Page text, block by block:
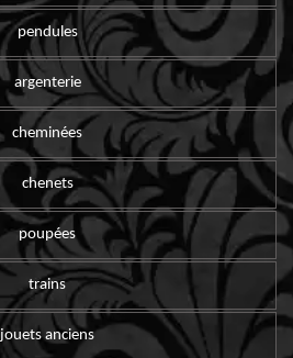
pendules
argenterie
cheminées
chenets
poupées
trains
jouets anciens